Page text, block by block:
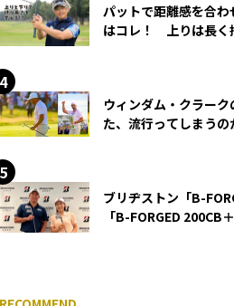
パットで距離感を合
はコレ！ 上りは長く
ウィンダム・クラーク
た、流行ってしまうの
ブリヂストン「B-
「B-FORGED 200CB